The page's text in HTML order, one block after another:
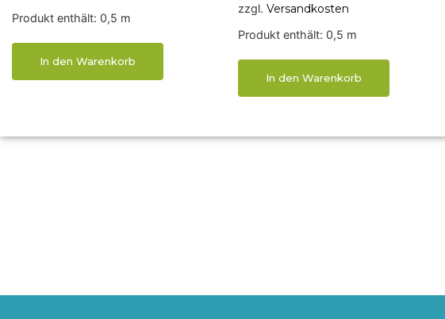
Produkt enthält: 0,5 m
In den Warenkorb
zzgl. Versandkosten
Produkt enthält: 0,5 m
In den Warenkorb